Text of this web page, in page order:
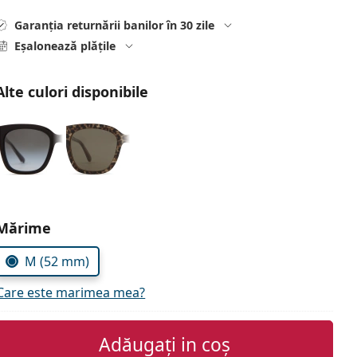
Garanția returnării banilor în 30 zile
Eșalonează plățile
culori disponibile
parametrii
M (52 mm)
este marimea mea?
Adăugați in coș